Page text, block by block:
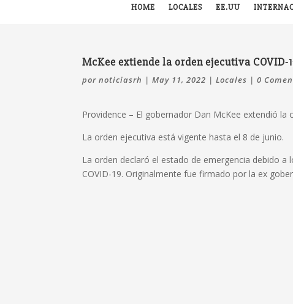
HOME LOCALES EE.UU
McKee extiende la orden ejecutiva COVID-
pornoticiasrh |May 11, 2022 |Locales |0
Providence – El gobernador Dan McKee extendió la
La orden ejecutiva está vigente hasta el 8 de junio.
La orden declaró el estado de emergencia debido a
COVID-19. Originalmente fue firmado por la ex